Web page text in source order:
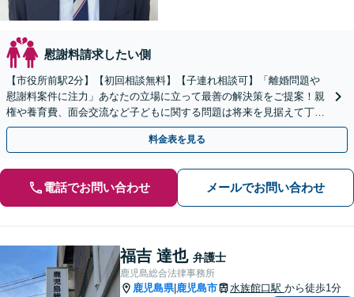
慰謝料請求したい側
【市役所前駅2分】【初回相談無料】【子連れ相談可】「離婚問題や
慰謝料案件に注力」あなたの立場に立って最善の解決策をご提案！親
権や養育費、面会交流など子どもに関する問題は将来を見据えて丁寧
に対応「安心の費用体系／経済状況に応じて柔軟に対応」
料金表を見る
電話でお問い合わせ メールでお問い合わせ
福吉 達也 弁護士
鹿児島総合法律事務所
鹿児島県| 鹿児島市 水族館口駅 から徒歩1分